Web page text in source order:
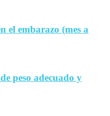
el embarazo (mes a
peso adecuado y